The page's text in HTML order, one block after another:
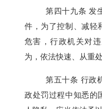
第四十九条 发
件，为了控制、减轻
危害，行政机关对
为，依法快速、从重处
第五十条 行政
政处罚过程中知悉的